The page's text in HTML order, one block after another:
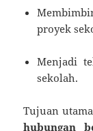
proyek
Menjadi
sekolah.
Tujuan
hubungan